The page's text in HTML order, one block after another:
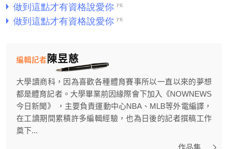
陳昱慈
編輯記者
大學讀商科，因為喜歡各種體育賽事所以一直以來的夢想
都是體育記者。大學畢業前因緣際會下加入《NOWNEWS
今日新聞》 ，主要負責運動中心NBA、MLB等外電編譯，
在工讀期間累積許多編輯經驗，也為日後的記者撰稿工作
奠下...
作品集